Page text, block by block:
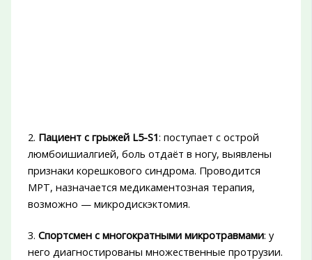
2. Пациент с грыжей L5-S1: поступает с острой
люмбоишиалгией, боль отдаёт в ногу, выявлены
признаки корешкового синдрома. Проводится
МРТ, назначается медикаментозная терапия,
возможно — микродискэктомия.
3. Спортсмен с многократными микротравмами: у
него диагностированы множественные протрузии.